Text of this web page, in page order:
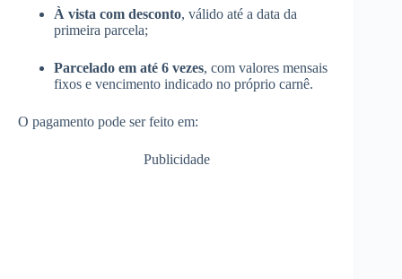
À vista com desconto, válido até a data da
primeira parcela;
Parcelado em até 6 vezes, com valores mensais
fixos e vencimento indicado no próprio carnê.
O pagamento pode ser feito em:
Publicidade